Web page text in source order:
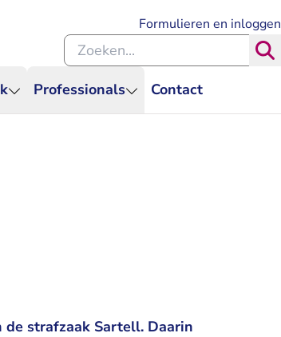
Professionals Contact
Formulieren en inloggen
Zoeken binnen de Rechtspraak
strafzaak Sartell. Daarin